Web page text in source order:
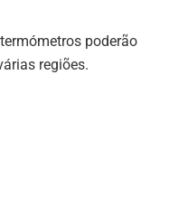
poderão
regiões.